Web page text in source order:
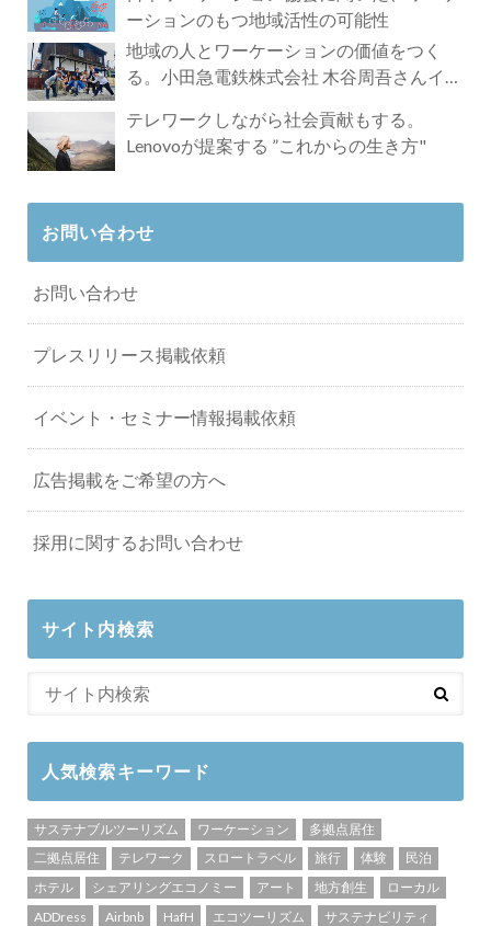
ーションのもつ地域活性の可能性
地域の人とワーケーションの価値をつく
る。小田急電鉄株式会社 木谷周吾さんイン
テレワークしながら社会貢献もする。
Lenovoが提案する ”これからの生き方"
お問い合わせ
お問い合わせ
プレスリリース掲載依頼
イベント・セミナー情報掲載依頼
広告掲載をご希望の方へ
採用に関するお問い合わせ
サイト内検索
人気検索キーワード
サステナブルツーリズム ワーケーション
多拠点居住
二拠点居住
テレワーク スロートラベル 旅行 体験
民泊
ホテル
シェアリングエコノミー アート 地方創生
ローカル
ADDress
Airbnb HafH エコツーリズム
サステナビリティ